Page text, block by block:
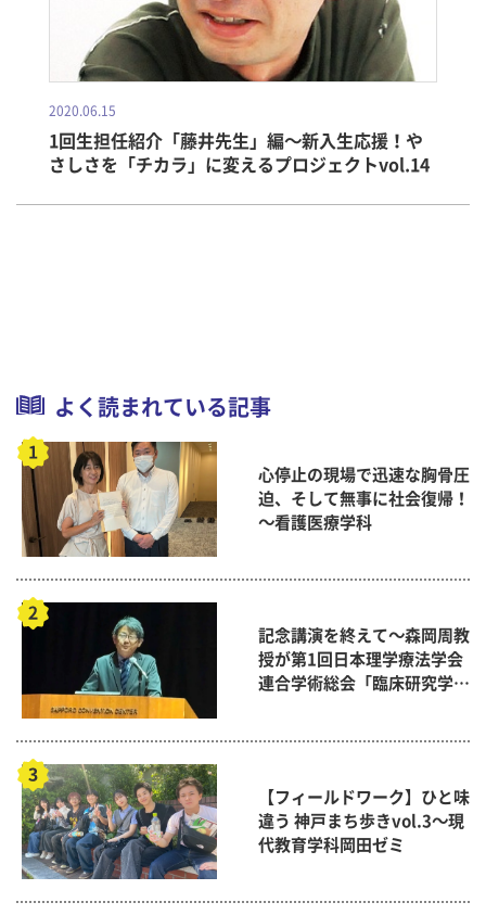
2020.06.15
1回生担任紹介「藤井先生」編～新入生応援！や
さしさを「チカラ」に変えるプロジェクトvol.14
よく読まれている記事
心停止の現場で迅速な胸骨圧
迫、そして無事に社会復帰！
～看護医療学科
記念講演を終えて～森岡周教
授が第1回日本理学療法学会
連合学術総会「臨床研究学術
【フィールドワーク】ひと味
違う 神戸まち歩きvol.3～現
代教育学科岡田ゼミ